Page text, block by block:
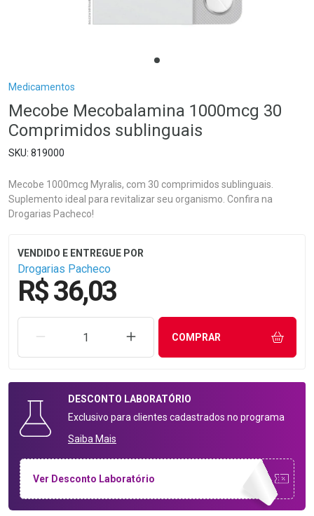
Breadcrumb
Medicamentos
Mecobe Mecobalamina 1000mcg 30
Comprimidos sublinguais
819000
Mecobe 1000mcg Myralis, com 30 comprimidos sublinguais.
Suplemento ideal para revitalizar seu organismo. Confira na
Drogarias Pacheco!
Drogarias Pacheco
R$ 36,03
REMOVER UMA UNIDADEAUMENTAR UMA UNIDADE
COMPRAR
DESCONTO LABORATÓRIO
Exclusivo para clientes cadastrados no programa
Saiba Mais
Ver Desconto Laboratório